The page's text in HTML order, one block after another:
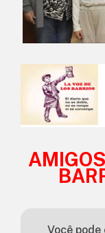
Você pode